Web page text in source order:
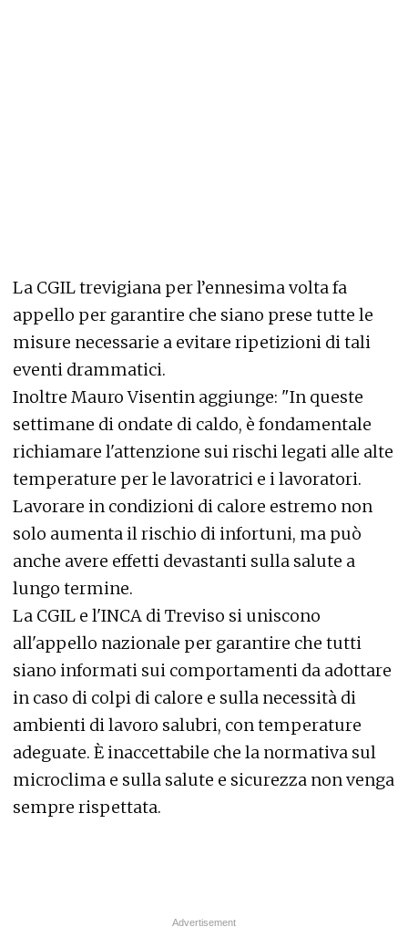
La CGIL trevigiana per l’ennesima volta fa
appello per garantire che siano prese tutte le
misure necessarie a evitare ripetizioni di tali
eventi drammatici.
Inoltre Mauro Visentin aggiunge: "In queste
settimane di ondate di caldo, è fondamentale
richiamare l'attenzione sui rischi legati alle alte
temperature per le lavoratrici e i lavoratori.
Lavorare in condizioni di calore estremo non
solo aumenta il rischio di infortuni, ma può
anche avere effetti devastanti sulla salute a
lungo termine.
La CGIL e l'INCA di Treviso si uniscono
all'appello nazionale per garantire che tutti
siano informati sui comportamenti da adottare
in caso di colpi di calore e sulla necessità di
ambienti di lavoro salubri, con temperature
adeguate. È inaccettabile che la normativa sul
microclima e sulla salute e sicurezza non venga
sempre rispettata.